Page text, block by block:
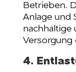
Betrieben.
Anlage und
nachhaltige
Versorgung
4.